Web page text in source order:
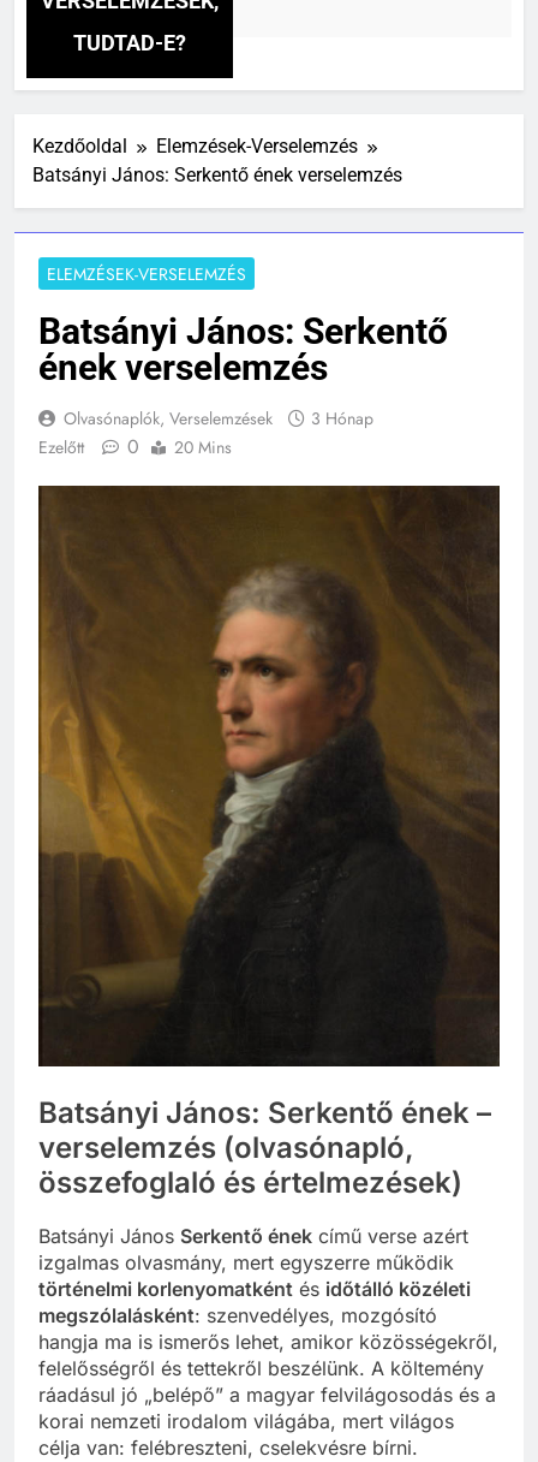
TUDTAD-E?
Kezdőoldal
Elemzések-Verselemzés
Batsányi János: Serkentő ének verselemzés
ELEMZÉSEK-VERSELEMZÉS
Batsányi János: Serkentő
ének verselemzés
Olvasónaplók, Verselemzések
3 Hónap
Ezelőtt
0 20 Mins
Batsányi János: Serkentő ének –
verselemzés (olvasónapló,
összefoglaló és értelmezések)
Batsányi János Serkentő ének című verse azért
izgalmas olvasmány, mert egyszerre működik
történelmi korlenyomatként és időtálló közéleti
megszólalásként: szenvedélyes, mozgósító
hangja ma is ismerős lehet, amikor közösségekről,
felelősségről és tettekről beszélünk. A költemény
ráadásul jó „belépő” a magyar felvilágosodás és a
korai nemzeti irodalom világába, mert világos
célja van: felébreszteni, cselekvésre bírni.